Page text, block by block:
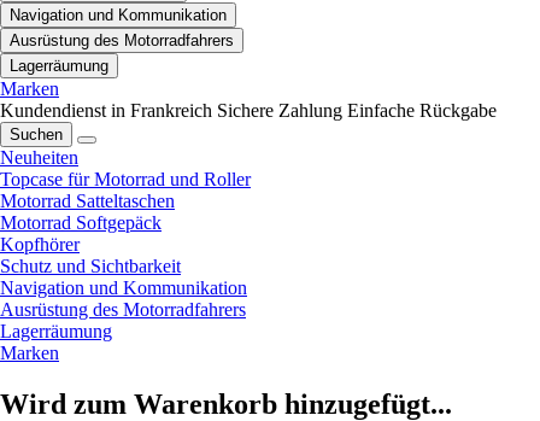
Navigation und Kommunikation
Ausrüstung des Motorradfahrers
Lagerräumung
Marken
Kundendienst in Frankreich Sichere Zahlung Einfache Rückgabe
Suchen
Neuheiten
Topcase für Motorrad und Roller
Motorrad Satteltaschen
Motorrad Softgepäck
Kopfhörer
Schutz und Sichtbarkeit
Navigation und Kommunikation
Ausrüstung des Motorradfahrers
Lagerräumung
Marken
Wird zum Warenkorb hinzugefügt...